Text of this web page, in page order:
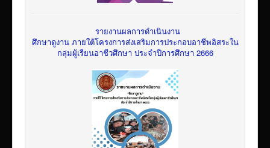
รายงานผลการดำเนินงาน
ศึกษาดูงาน ภายใต้โครงการส่งเสริมการประกอบอาชีพอิสระใน
กลุ่มผู้เรียนอาชีวศึกษา ประจำปีการศึกษา 2666